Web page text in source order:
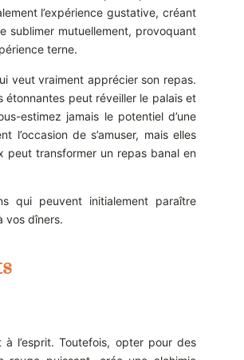
l’expérience gustative, créant
sublimer mutuellement, provoquant
terne.
veut vraiment apprécier son repas.
étonnantes peut réveiller le palais et
estimez jamais le potentiel d’une
l’occasion de s’amuser, mais elles
peut transformer un repas banal en
qui peuvent initialement paraître
vos dîners.
l’esprit. Toutefois, opter pour des